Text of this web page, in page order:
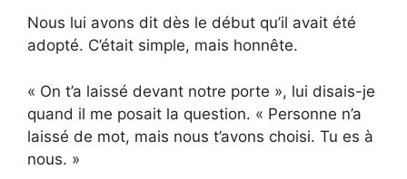
Nous lui avons dit dès le début qu’il avait été
adopté. C’était simple, mais honnête.
« On t’a laissé devant notre porte », lui disais-je
quand il me posait la question. « Personne n’a
laissé de mot, mais nous t’avons choisi. Tu es à
nous. »